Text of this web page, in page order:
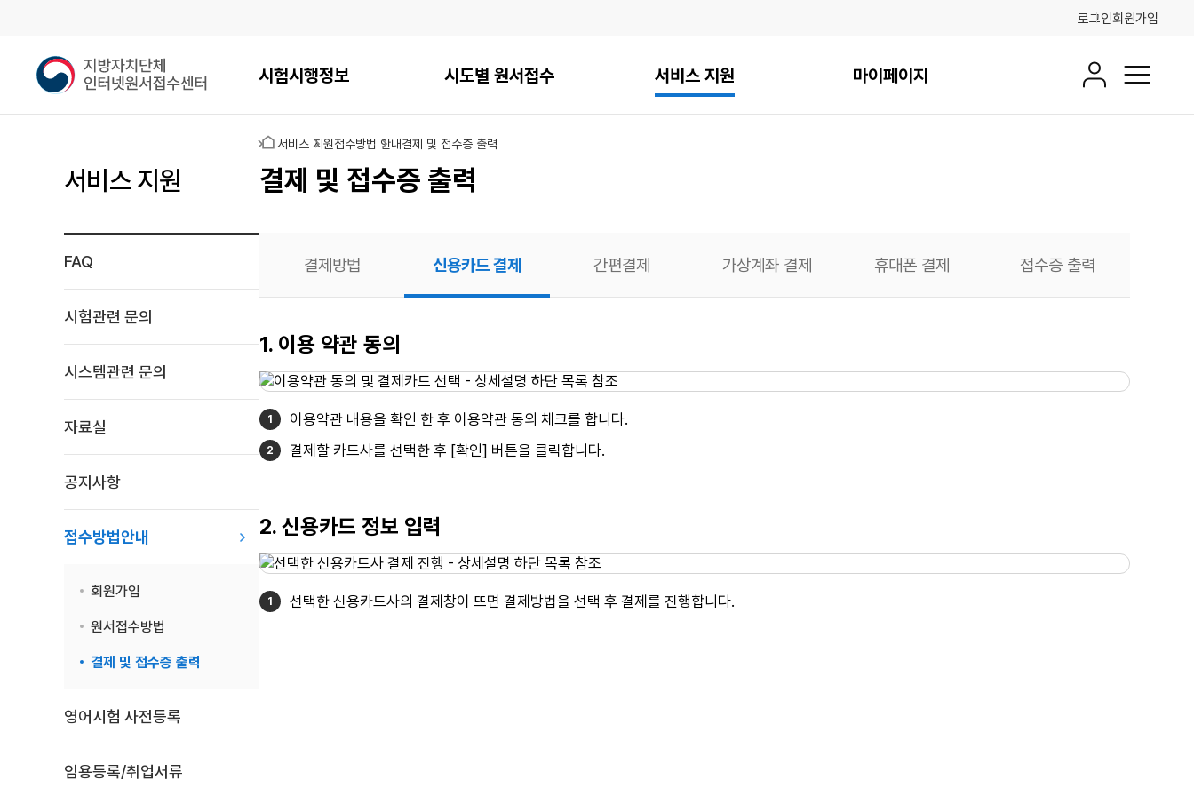
로그인회원가입
지
방
메인메뉴
시험시행정보 시도별 원서접수 서비스 지원 마이페이지 회원정보전체메뉴
서비스 지원
FAQ
시험관련 문의
시스템관련 문의
자료실
공지사항
접수방법안내
회원가입
원서접수방법
결제 및 접수증 출력
영어시험 사전등록
임용등록/취업서류
홈 서비스 지원접수방법 안내결제 및 접수증 출력
결제 및 접수증 출력
결제방법 신용카드 결제 간편결제 가상계좌 결제 휴대폰 결제 접수증 출력
신용카드
결제
1. 이용 약관 동의
이용약관 내용을 확인 한 후 이용약관 동의 체크를 합니다.
결제할 카드사를 선택한 후 [확인] 버튼을 클릭합니다.
2. 신용카드 정보 입력
선택한 신용카드사의 결제창이 뜨면 결제방법을 선택 후 결제를 진행합니다.